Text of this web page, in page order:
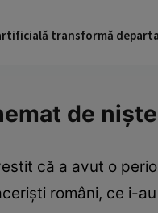
transformă
de
că a avut o
români, ce i-